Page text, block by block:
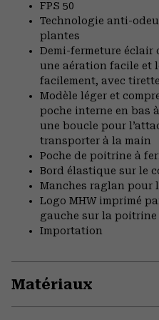
FPS 50
Technologie anti-
plantes
Demi-fermeture éclair
une aération facile et
facilement, avec
Modèle léger et
poche interne en bas
une boucle pour
transporter à la main
Poche de poitrine à
Bord élastique sur le
Manches raglan pour
Logo MHW imprimé
gauche sur la poitrine
Importation
Matériaux